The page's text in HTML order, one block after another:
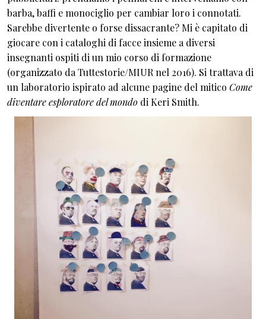
barba, baffi e monociglio per cambiar loro i connotati.
Sarebbe divertente o forse dissacrante? Mi è capitato di
giocare con i cataloghi di facce insieme a diversi
insegnanti ospiti di un mio corso di formazione
(organizzato da Tuttestorie/MIUR nel 2016). Si trattava di
un laboratorio ispirato ad alcune pagine del mitico Come
diventare esploratore del mondo di Keri Smith.